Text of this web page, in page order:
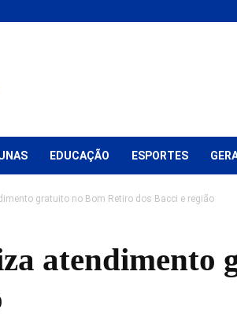
EDUCAÇÃO ESPORTES
gratuito no Bom Retiro dos Bacci e região
atendimento